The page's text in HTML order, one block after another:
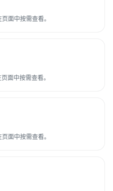
面中按需查看。
面中按需查看。
面中按需查看。